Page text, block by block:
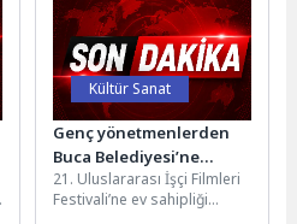
yaşlanma...
Kültür Sanat
Genç yönetmenlerden
Buca Belediyesi’ne
teşekkür
21. Uluslararası İşçi Filmleri
Festivali’ne ev sahipliği